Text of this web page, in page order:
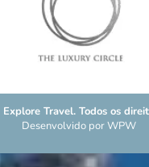
Travel. Todos os
Desenvolvido porWPW